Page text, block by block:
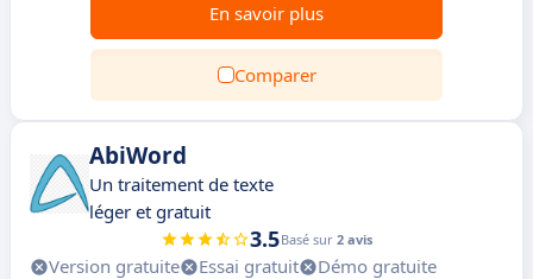
En savoir plus
Comparer
AbiWord
Un traitement de texte
léger et gratuit
3.5Basé sur 2 avis
Version gratuite Essai gratuit
Démo gratuite